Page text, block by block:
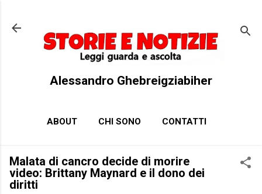
Alessandro Ghebreigziabiher
ABOUT CHI SONO CONTATTI
Malata di cancro decide di morire
video: Brittany Maynard e il dono dei
diritti